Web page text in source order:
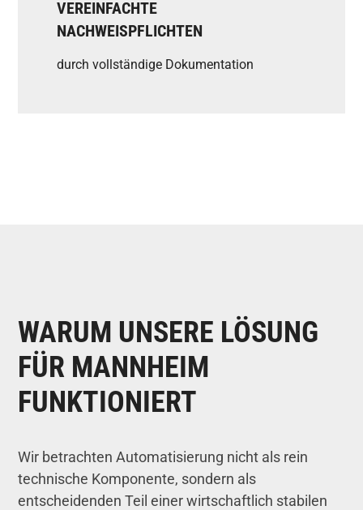
VEREINFACHTE
NACHWEISPFLICHTEN
durch vollständige Dokumentation
WARUM UNSERE LÖSUNG
FÜR MANNHEIM
FUNKTIONIERT
Wir betrachten Automatisierung nicht als rein
technische Komponente, sondern als
entscheidenden Teil einer wirtschaftlich stabilen